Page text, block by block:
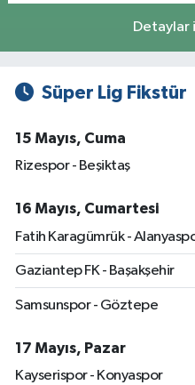
Detaylar
Süper Lig Fikstür
15 Mayıs, Cuma
Rizespor - Beşiktaş
16 Mayıs, Cumartesi
Fatih Karagümrük -
Gaziantep FK - Başakşehir
Samsunspor - Göztepe
17 Mayıs, Pazar
Kayserispor - Konyaspor